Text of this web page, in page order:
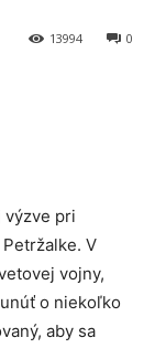
0
13994
výzve pri
V
vojny,
o niekoľko
aby sa